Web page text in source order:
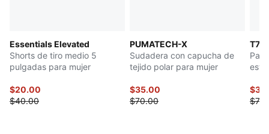
Essentials Elevated
Shorts de tiro medio 5
pulgadas para mujer
$20.00
$40.00
PUMATECH-X
Sudadera con capucha de
tejido polar para mujer
$35.00
$70.00
T7